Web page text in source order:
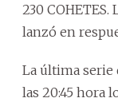
230
lanzó en
La última serie
las 20:45 hora